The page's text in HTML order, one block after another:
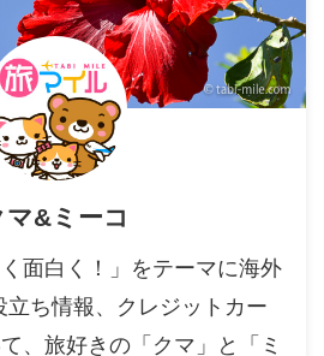
マ&ミーコ
く面白く！」をテーマに海外
立ち情報、クレジットカー
、旅好きの「クマ」と「ミ